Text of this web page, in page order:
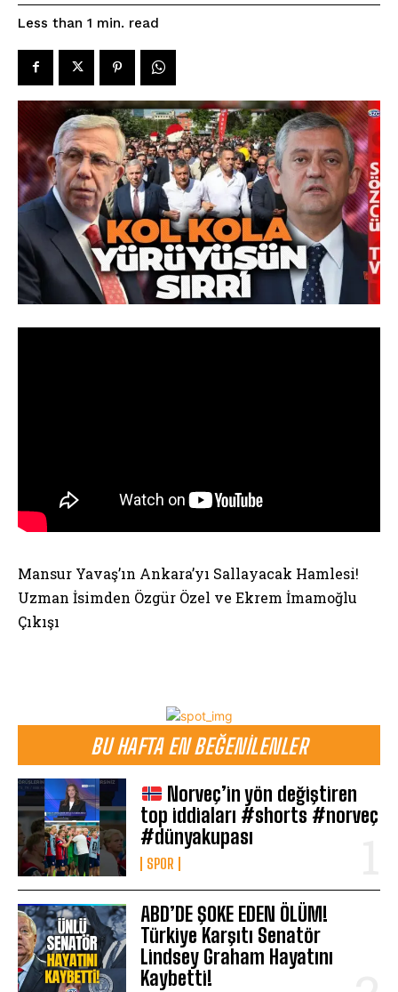
BU HAFTA EN BEĞENILENLER
Norveç’in yön değiştiren
top iddiaları #shorts #norveç
#dünyakupası
SPOR
ABD’DE ŞOKE EDEN ÖLÜM!
Türkiye Karşıtı Senatör
Lindsey Graham Hayatını
Kaybetti!
Less than 1 min. read
Mansur Yavaş’ın Ankara’yı Sallayacak Hamlesi!
Uzman İsimden Özgür Özel ve Ekrem İmamoğlu
Çıkışı